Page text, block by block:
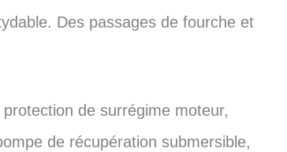
Des passages de fourche et
de surrégime moteur,
de récupération submersible,